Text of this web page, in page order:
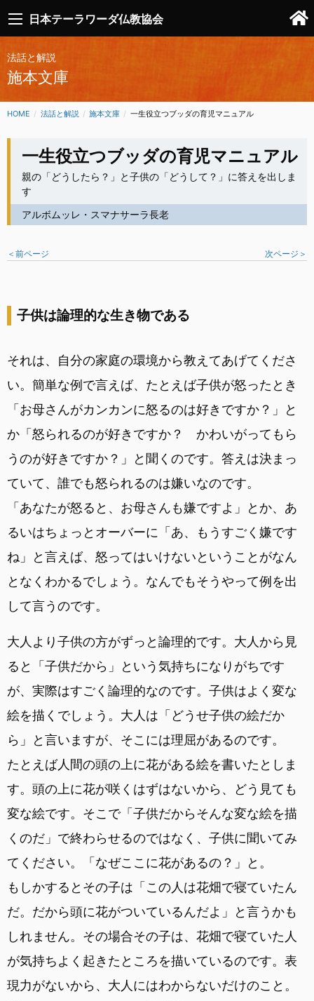
日本テーラワーダ仏教協会
法話と解説
施本文庫
HOME 法話と解説 施本文庫 CURRENT:
一生役立つブッダの育児マニュアル
一生役立つブッダの育児マニュアル
親の「どうしたら？」と子供の「どうして？」に答えを出しま
す
アルボムッレ・スマナサーラ長老
＜前ページ 次ページ＞
子供は論理的な生き物である
それは、自分の家庭の環境から教えてあげてくださ
い。簡単な例で言えば、たとえば子供が怒ったとき
「お母さんがカンカンに怒るのは好きですか？」と
か「怒られるのが好きですか？ かわいがってもら
うのが好きですか？」と聞くのです。答えは決まっ
ていて、誰でも怒られるのは嫌いなのです。
「あなたが怒ると、お母さんも嫌ですよ」とか、あ
るいはちょっとオーバーに「あ、もうすごく嫌です
ね」と言えば、怒ってはいけないということがなん
となくわかるでしょう。なんでもそうやって例を出
して言うのです。
大人より子供の方がずっと論理的です。大人から見
ると「子供だから」という気持ちになりがちです
が、実際はすごく論理的なのです。子供はよく変な
絵を描くでしょう。大人は「どうせ子供の絵だか
ら」と言いますが、そこには理屈があるのです。
たとえば人間の頭の上に花がある絵を書いたとしま
す。頭の上に花が咲くはずはないから、どう見ても
変な絵です。そこで「子供だからそんな変な絵を描
くのだ」で終わらせるのではなく、子供に聞いてみ
てください。「なぜここに花があるの？」と。
もしかするとその子は「この人は花畑で寝ていたん
だ。だから頭に花がついているんだよ」と言うかも
しれません。その場合その子は、花畑で寝ていた人
が気持ちよく起きたところを描いているのです。表
現力がないから、大人にはわからないだけのこと。